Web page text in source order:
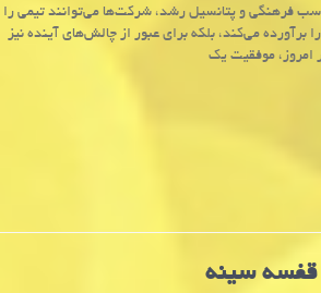
فرهنگی و پتانسیل رشد، شرکت‌ها می‌توانند تیمی را
برآورده می‌کند، بلکه برای عبور از چالش‌های آینده نیز
امروز، موفقیت یک
قفسه سینه